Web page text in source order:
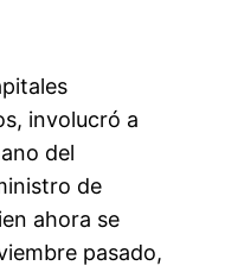
involucró a
del
de
ahora se
pasado,